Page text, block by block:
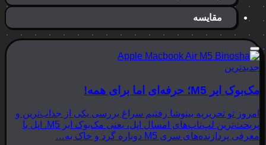
مقایسه
جدیدترین
مک‌بوک ایر M5؛ حرفه‌ای اما برای همه!
امروز تو تحریریه بینوشا رفتیم سراغ بررسی یکی از جذاب‌ترین و
پربحث‌ترین لپ‌تاپ‌های امسال اپل، یعنی مک‌بوک ایر M5. اپل با
معرفی پردازنده‌های سری M5 دوباره گرد و خاک به…